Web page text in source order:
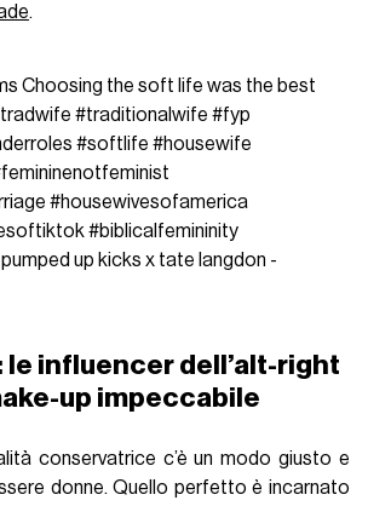
.
Choosing the soft life was the best
#traditionalwife #fyp
#softlife #housewife
#housewivesofamerica
#biblicalfemininity
pumped up kicks x tate langdon -
le influencer dell’alt-right
up impeccabile
conservatrice c’è un modo giusto e
donne. Quello perfetto è incarnato